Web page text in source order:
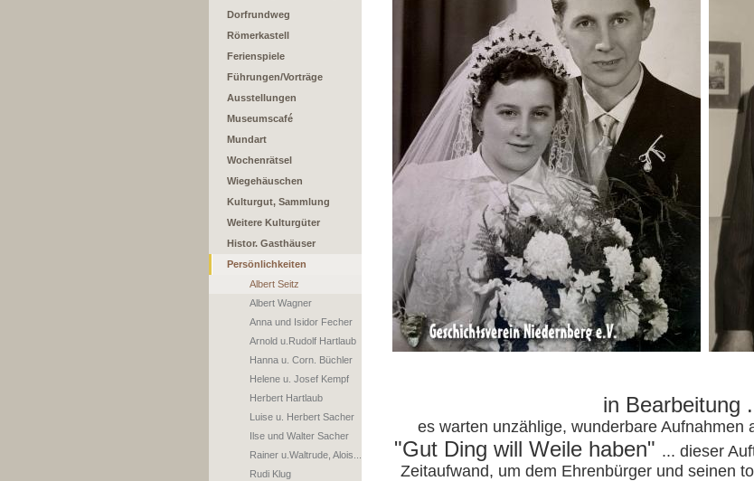
Dorfrundweg
Römerkastell
Ferienspiele
Führungen/Vorträge
Ausstellungen
Museumscafé
Mundart
Wochenrätsel
Wiegehäuschen
Kulturgut, Sammlung
Weitere Kulturgüter
Histor. Gasthäuser
Persönlichkeiten
Albert Seitz
Albert Wagner
Anna und Isidor Fecher
Arnold u.Rudolf Hartlaub
Hanna u. Corn. Büchler
Helene u. Josef Kempf
Herbert Hartlaub
Luise u. Herbert Sacher
Ilse und Walter Sacher
Rainer u.Waltrude, Alois...
Rudi Klug
in Bearbeitung
es warten unzählige, wunderbare Aufnahmen
"Gut Ding will Weile haben" ... dieser
Zeitaufwand, um dem Ehrenbürger und seinen